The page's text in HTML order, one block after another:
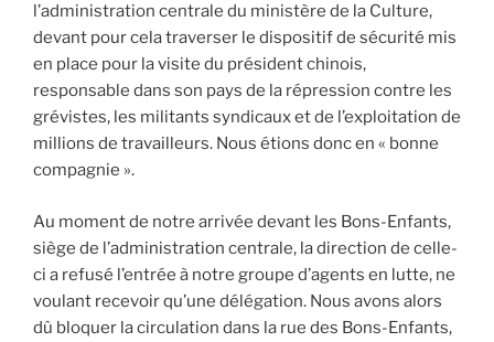
l’administration centrale du ministère de la Culture,
devant pour cela traverser le dispositif de sécurité mis
en place pour la visite du président chinois,
responsable dans son pays de la répression contre les
grévistes, les militants syndicaux et de l’exploitation de
millions de travailleurs. Nous étions donc en « bonne
compagnie ».
Au moment de notre arrivée devant les Bons-Enfants,
siège de l’administration centrale, la direction de celle-
ci a refusé l’entrée à notre groupe d’agents en lutte, ne
voulant recevoir qu’une délégation. Nous avons alors
dû bloquer la circulation dans la rue des Bons-Enfants,